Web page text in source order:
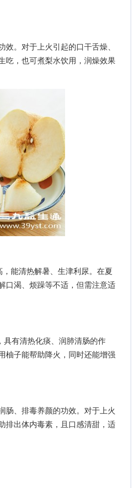
。对于上火引起的口干舌燥、
吃，也可煮梨水饮用，润燥效果
能清热解暑、生津利尿。在夏
口渴、烦躁等不适，但需注意适
有清热化痰、润肺清肠的作
柚子能帮助降火，同时还能增强
、排毒养颜的功效。对于上火
排出体内毒素，且口感清甜，适